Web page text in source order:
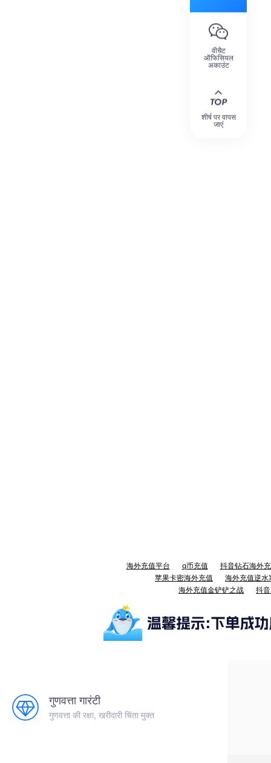
海外充值平台 q币充值
抖音钻石海外
苹果卡密海外充值
海外充值逆水
海外充值金铲铲之战
抖
गुणवत्ता गारंटी
गुणवत्ता की रक्षा, खरीदारी चिंता मुक्त
वीचैट
ऑफिसियल
अकाउंट
शीर्ष पर वापस
जाएं